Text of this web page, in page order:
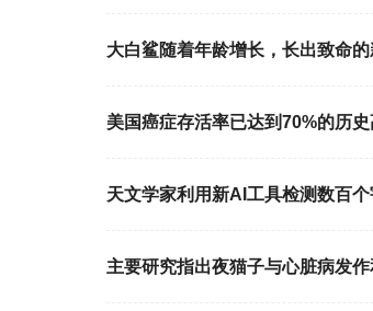
大白鲨随着年龄增长，长出致命
美国癌症存活率已达到70%的历史
天文学家利用新AI工具检测数百
主要研究指出夜猫子与心脏病发